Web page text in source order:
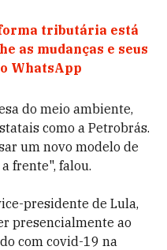
tributária está
as mudanças e seus
WhatsApp
do meio ambiente,
como a Petrobrás.
um novo modelo de
frente", falou.
presidente de Lula,
presencialmente ao
com covid-19 na